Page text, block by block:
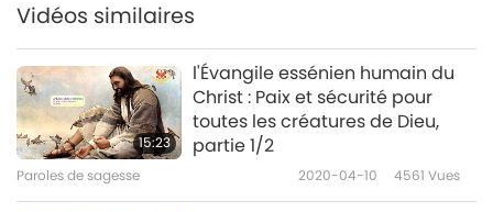
Vidéos similaires
15:23
l'Évangile essénien humain du
Christ : Paix et sécurité pour
toutes les créatures de Dieu,
partie 1/2
Paroles de sagesse 2020-04-10 4561 Vues